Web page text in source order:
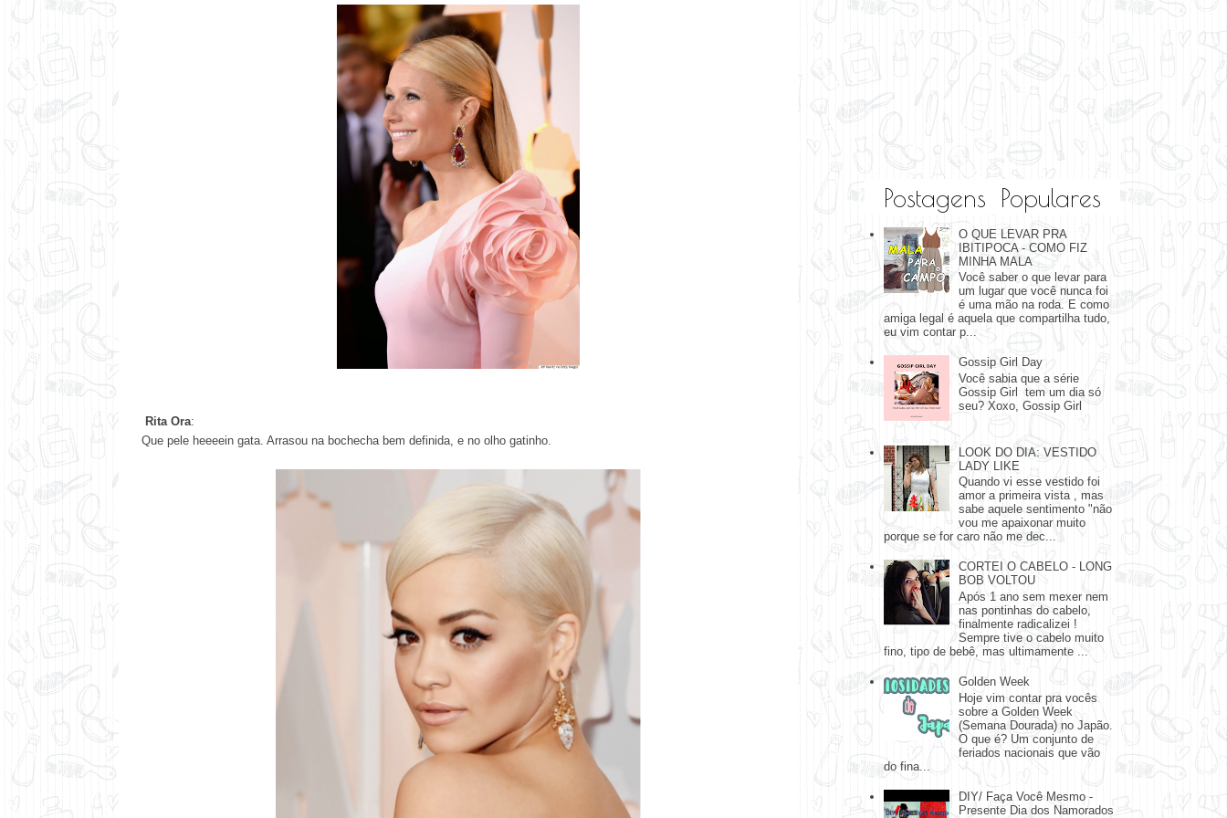
Rita Ora:
Que pele heeeein gata. Arrasou na bochecha bem definida, e no olho gatinho.
Postagens Populares
O QUE LEVAR PRA
IBITIPOCA - COMO FIZ
MINHA MALA
Você saber o que levar para
um lugar que você nunca foi
é uma mão na roda. E como
amiga legal é aquela que compartilha tudo,
eu vim contar p...
Gossip Girl Day
Você sabia que a série
Gossip Girl tem um dia só
seu? Xoxo, Gossip Girl
LOOK DO DIA: VESTIDO
LADY LIKE
Quando vi esse vestido foi
amor a primeira vista , mas
sabe aquele sentimento "não
vou me apaixonar muito
porque se for caro não me dec...
CORTEI O CABELO - LONG
BOB VOLTOU
Após 1 ano sem mexer nem
nas pontinhas do cabelo,
finalmente radicalizei !
Sempre tive o cabelo muito
fino, tipo de bebê, mas ultimamente ...
Golden Week
Hoje vim contar pra vocês
sobre a Golden Week
(Semana Dourada) no Japão.
O que é? Um conjunto de
feriados nacionais que vão
do fina...
DIY/ Faça Você Mesmo -
Presente Dia dos Namorados